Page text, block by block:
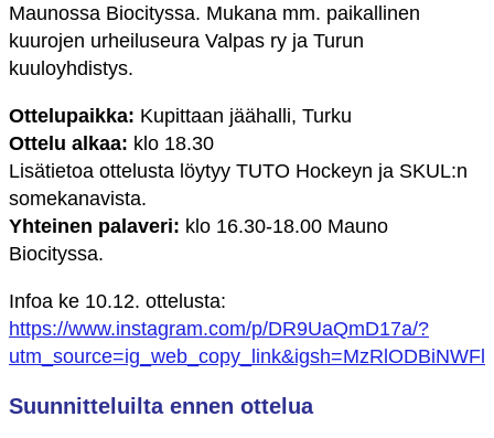
Maunossa Biocityssa. Mukana mm. paikallinen
kuurojen urheiluseura Valpas ry ja Turun
kuuloyhdistys.
Ottelupaikka: Kupittaan jäähalli, Turku
Ottelu alkaa: klo 18.30
Lisätietoa ottelusta löytyy TUTO Hockeyn ja SKUL:n
somekanavista.
Yhteinen palaveri: klo 16.30-18.00 Mauno
Biocityssa.
Infoa ke 10.12. ottelusta:
https://www.instagram.com/p/DR9UaQmD17a/?
Suunnitteluilta ennen ottelua